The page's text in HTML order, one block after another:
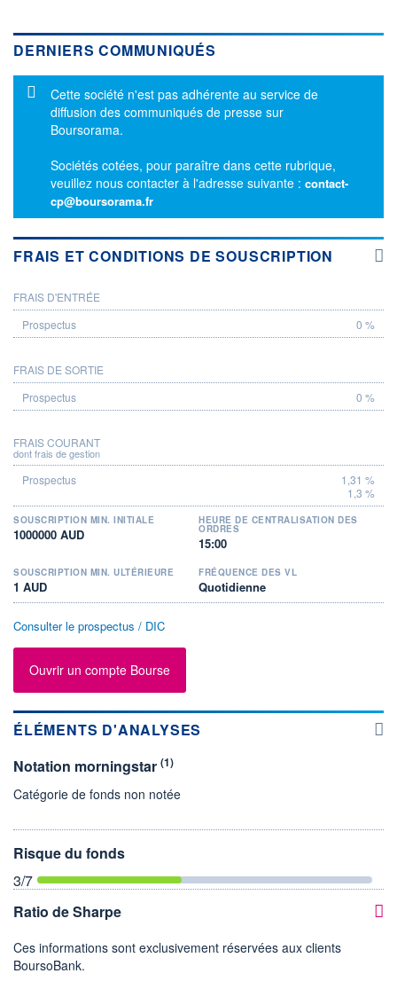
DERNIERS COMMUNIQUÉS
Message d'information
Cette société n'est pas adhérente au service de
diffusion des communiqués de presse sur
Boursorama.
Sociétés cotées, pour paraître dans cette rubrique,
veuillez nous contacter à l'adresse suivante : contact-
cp@boursorama.fr
FRAIS ET CONDITIONS DE SOUSCRIPTION
PROSPECTUS
FRAIS D'ENTRÉE
0 %
FRAIS DE SORTIE
0 %
FRAIS COURANT
dont frais de gestion
1,31 %
1,3 %
SOUSCRIPTION MIN. INITIALE
1000000 AUD
HEURE DE CENTRALISATION DES
ORDRES
15:00
SOUSCRIPTION MIN. ULTÉRIEURE
1 AUD
FRÉQUENCE DES VL
Quotidienne
Consulter le prospectus / DIC
Ouvrir un compte Bourse
ÉLÉMENTS D'ANALYSES
Notation morningstar (1)
Catégorie de fonds non notée
Risque du fonds
3/7
Ratio de Sharpe
Ces informations sont exclusivement réservées aux clients
BoursoBank.